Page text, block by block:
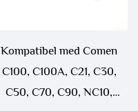
Kompatibel med Comen
C100, C100A, C21, C30,
C50, C70, C90, NC10,